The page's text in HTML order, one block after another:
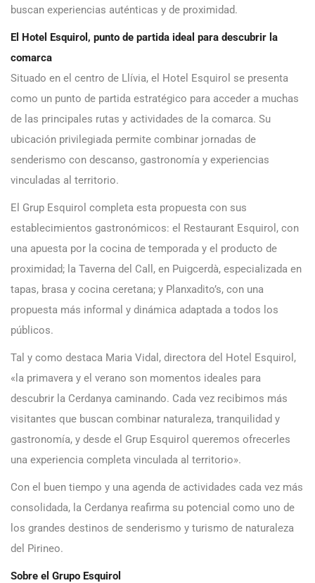
buscan experiencias auténticas y de proximidad.
El Hotel Esquirol, punto de partida ideal para descubrir la
comarca
Situado en el centro de Llívia, el Hotel Esquirol se presenta
como un punto de partida estratégico para acceder a muchas
de las principales rutas y actividades de la comarca. Su
ubicación privilegiada permite combinar jornadas de
senderismo con descanso, gastronomía y experiencias
vinculadas al territorio.
El Grup Esquirol completa esta propuesta con sus
establecimientos gastronómicos: el Restaurant Esquirol, con
una apuesta por la cocina de temporada y el producto de
proximidad; la Taverna del Call, en Puigcerdà, especializada en
tapas, brasa y cocina ceretana; y Planxadito’s, con una
propuesta más informal y dinámica adaptada a todos los
públicos.
Tal y como destaca Maria Vidal, directora del Hotel Esquirol,
«la primavera y el verano son momentos ideales para
descubrir la Cerdanya caminando. Cada vez recibimos más
visitantes que buscan combinar naturaleza, tranquilidad y
gastronomía, y desde el Grup Esquirol queremos ofrecerles
una experiencia completa vinculada al territorio».
Con el buen tiempo y una agenda de actividades cada vez más
consolidada, la Cerdanya reafirma su potencial como uno de
los grandes destinos de senderismo y turismo de naturaleza
del Pirineo.
Sobre el Grupo Esquirol